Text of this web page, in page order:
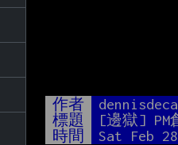
作者
標題
[邊獄] PM
時間
Sat Feb